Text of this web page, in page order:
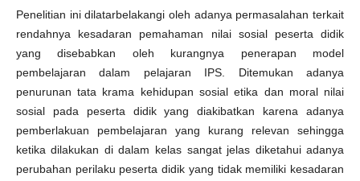
Penelitian ini dilatarbelakangi oleh adanya permasalahan terkait
rendahnya kesadaran pemahaman nilai sosial peserta didik
yang disebabkan oleh kurangnya penerapan model
pembelajaran dalam pelajaran IPS. Ditemukan adanya
penurunan tata krama kehidupan sosial etika dan moral nilai
sosial pada peserta didik yang diakibatkan karena adanya
pemberlakuan pembelajaran yang kurang relevan sehingga
ketika dilakukan di dalam kelas sangat jelas diketahui adanya
perubahan perilaku peserta didik yang tidak memiliki kesadaran